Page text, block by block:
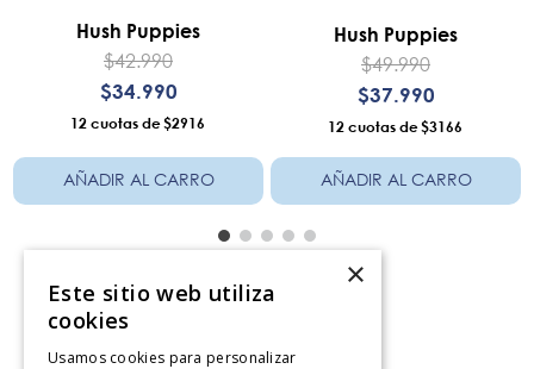
Hush Puppies
$42.990
$34.990
12 $2916
AÑADIR AL CARRO
Hush Puppies
$49.990
$37.990
12 $3166
AÑADIR AL CARRO
Servicio al consumidor
×
Este sitio web utiliza
cookies
Usamos cookies para personalizar